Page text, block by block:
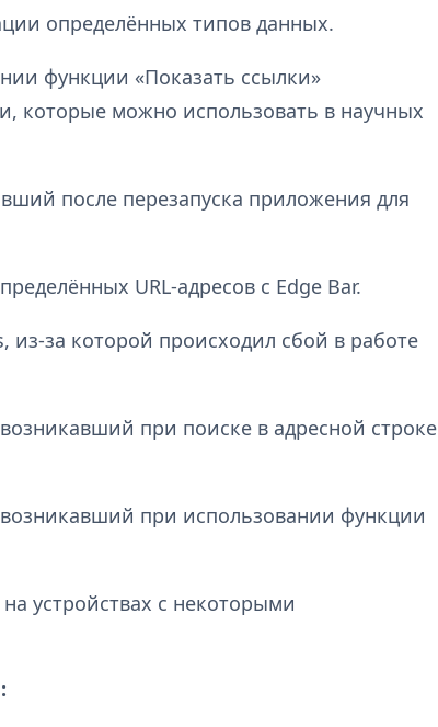
определённых типов данных.
функции «Показать ссылки»
которые можно использовать в научных
после перезапуска приложения для
URL-адресов с Edge Bar.
из-за которой происходил сбой в работе
при поиске в адресной строке
при использовании функции
устройствах с некоторыми